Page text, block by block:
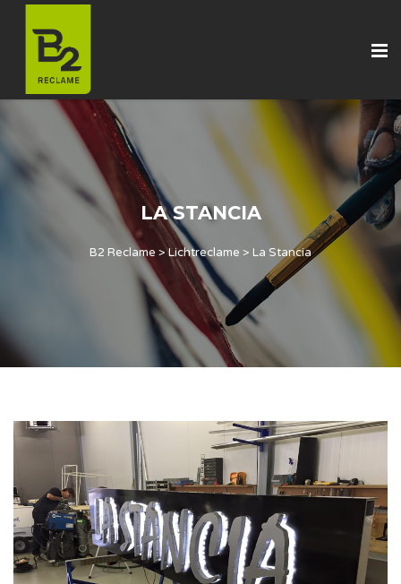
LA STANCIA
B2 Reclame >Lichtreclame > La Stancia